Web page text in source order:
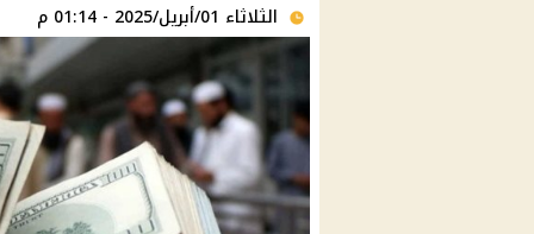
الثلاثاء 01/أبريل/2025 - 01:14 م